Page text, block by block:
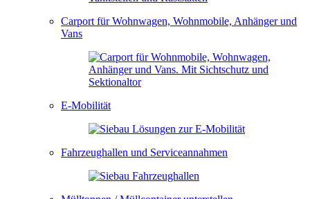
Carport für Wohnwagen, Wohnmobile, Anhänger und
Vans
E-Mobilität
Fahrzeughallen und Serviceannahmen